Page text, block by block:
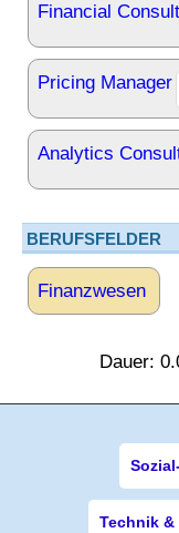
Financial
Pricing Manager
Analytics
BERUFSFELDER
Finanzwesen
Dauer:
Technik &